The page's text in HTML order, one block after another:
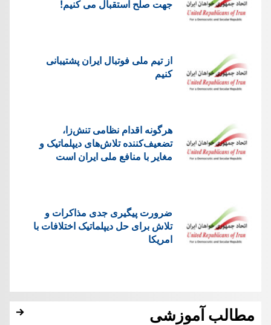
جهت صلح استقبال می کنیم!
از تیم ملی فوتبال ایران پشتیبانی
کنیم
هرگونه اقدام نظامی تنش‌زا،
تضعیف‌کننده تلاش‌های دیپلماتیک و
مغایر با منافع ملی ایران است
ضرورت پیگیری جدی مذاکرات و
تلاش برای حل دیپلماتیک اختلافات با
امریکا
مطالب آموزشی